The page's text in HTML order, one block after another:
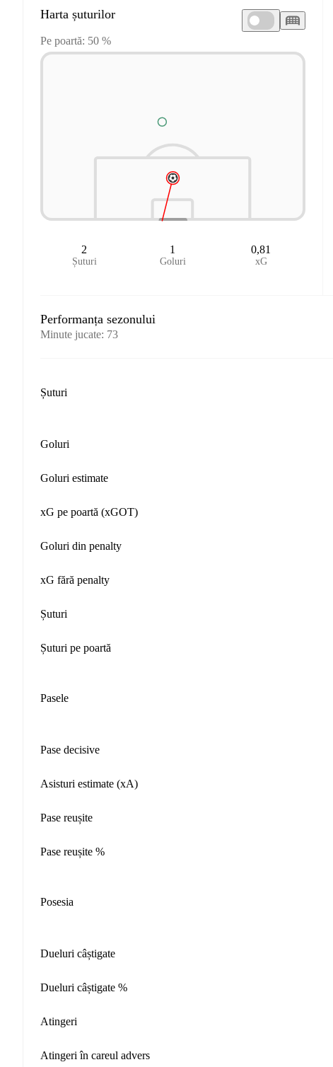
Harta șuturilor
Pe poartă: 50 %
2
Șuturi
1
Goluri
0,81
xG
Performanța sezonului
Minute jucate: 73
Șuturi
Goluri
Goluri estimate
xG pe poartă (xGOT)
Goluri din penalty
xG fără penalty
Șuturi
Șuturi pe poartă
Pasele
Pase decisive
Asisturi estimate (xA)
Pase reușite
Pase reușite %
Posesia
Dueluri câștigate
Dueluri câștigate %
Atingeri
Atingeri în careul advers